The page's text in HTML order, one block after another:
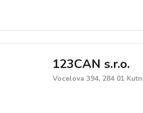
123CAN s.r.o.
Vocelova 394, 284 01